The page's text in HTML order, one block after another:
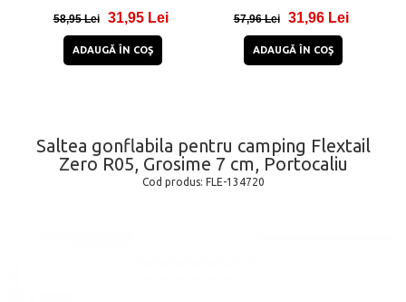
58,95 Lei 31,95 Lei
ADAUGĂ ÎN COŞ
Gri
57,96 Lei 31,96 Lei
ADAUGĂ ÎN COŞ
Saltea gonflabila pentru camping Flextail
Zero R05, Grosime 7 cm, Portocaliu
Cod produs: FLE-134720